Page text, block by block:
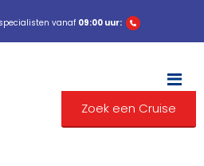
vanaf 09:00 uur:
Zoek een Cruise